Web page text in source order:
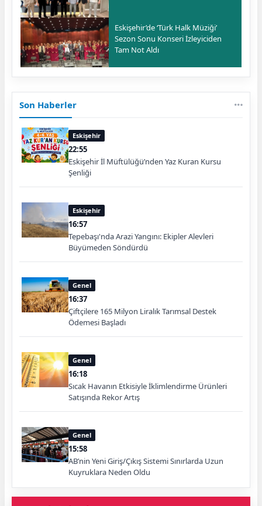
Eskişehir’de ‘Türk Halk Müziği’
Sezon Sonu Konseri İzleyiciden
Tam Not Aldı
Son Haberler
Eskişehir
22:55
Eskişehir İl Müftülüğü’nden Yaz Kuran Kursu
Şenliği
Eskişehir
16:57
Tepebaşı'nda Arazi Yangını: Ekipler Alevleri
Büyümeden Söndürdü
Genel
16:37
Çiftçilere 165 Milyon Liralık Tarımsal Destek
Ödemesi Başladı
Genel
16:18
Sıcak Havanın Etkisiyle İklimlendirme Ürünleri
Satışında Rekor Artış
Genel
15:58
AB’nin Yeni Giriş/Çıkış Sistemi Sınırlarda Uzun
Kuyruklara Neden Oldu